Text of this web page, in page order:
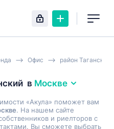
Офис район Таганский
в Москве
«Акула» поможет вам
. На нашем сайте
и риелторов с
Вы сможете выбрать